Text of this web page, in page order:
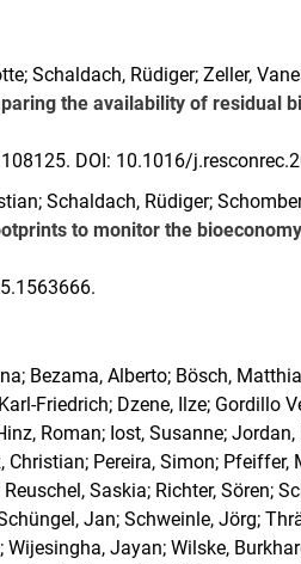
Schaldach, Rüdiger; Zeller,
the availability of residual
DOI: 10.1016/
Schaldach, Rüdiger;
to monitor the
Bezama, Alberto; Bösch,
Friedrich; Dzene, Ilze; Gordillo
Roman; Iost, Susanne;
Christian; Pereira, Simon; Pfeiffer,
Saskia; Richter, Sören;
Jan; Schweinle, Jörg;
Jayan; Wilske,